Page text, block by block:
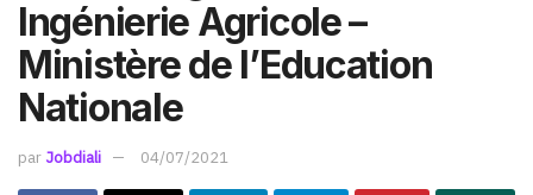
Ingénierie Agricole –
Ministère de l’Education
Nationale
par Jobdiali 04/07/2021